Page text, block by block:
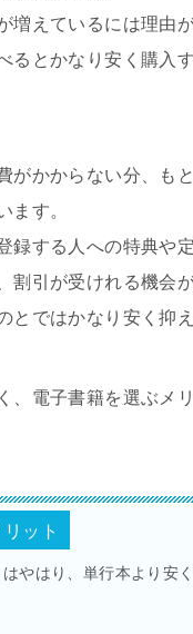
増えているには理由
るとかなり安く購入
がかからない分、も
ます。
録する人への特典や
割引が受けれる機会
とではかなり安く抑え
、電子書籍を選ぶメ
ット
やはり、単行本より安